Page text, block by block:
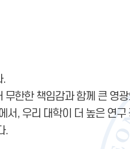
.
한한 책임감과 함께 큰 영
서, 우리 대학이 더 높은 연
.